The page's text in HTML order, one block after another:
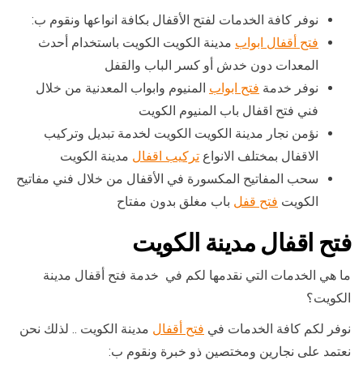
نوفر كافة الخدمات لفتح الأقفال بكافة انواعها ونقوم ب:
فتح أقفال ابواب مدينة الكويت الكويت باستخدام أحدث
المعدات دون خدش أو كسر الباب والقفل
نوفر خدمة فتح ابواب المنيوم وابواب المعدنية من خلال
فني فتح اقفال باب المنيوم الكويت
نؤمن نجار مدينة الكويت الكويت لخدمة تبديل وتركيب
الاقفال بمختلف الانواع تركيب اقفال مدينة الكويت
سحب المفاتيح المكسورة في الأقفال من خلال فني مفاتيح
الكويت فتح قفل باب مغلق بدون مفتاح
فتح اقفال مدينة الكويت
ما هي الخدمات التي نقدمها لكم في خدمة فتح أقفال مدينة
الكويت؟
نوفر لكم كافة الخدمات في فتح أقفال مدينة الكويت .. لذلك نحن
نعتمد على نجارين ومختصين ذو خبرة ونقوم ب: